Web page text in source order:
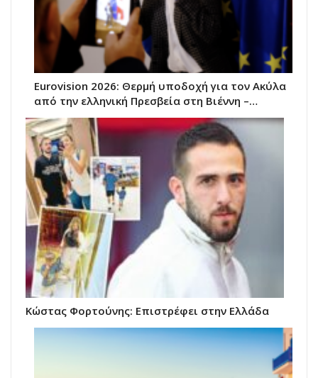
Eurovision 2026: Θερμή υποδοχή για τον Ακύλα
από την ελληνική Πρεσβεία στη Βιέννη –…
Κώστας Φορτούνης: Eπιστρέφει στην Ελλάδα